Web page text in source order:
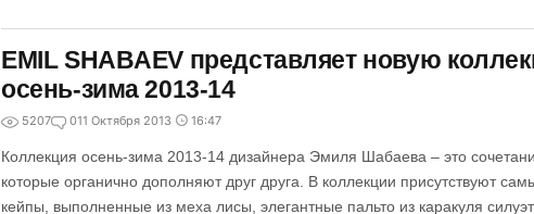
EMIL SHABAEV представляет новую
осень-зима 2013-14
5207 011 Октября 2013 16:47
Коллекция осень-зима 2013-14 дизайнера Эмиля Шабаева – это
которые органично дополняют друг друга. В коллекции присутствуют
кейпы, выполненные из меха лисы, элегантные пальто из каракуля